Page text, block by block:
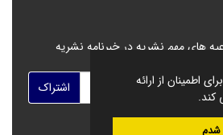
اطمینان از ارائه
کند.
شدم
های مهم نشریه در خبرنامه نشریه
اشتراک